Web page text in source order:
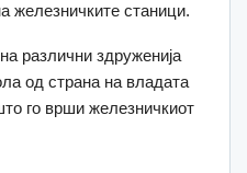
железничките станици.
различни здруженија
од страна на владата
го врши железничкиот